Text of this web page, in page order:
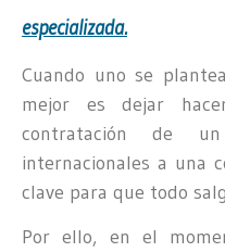
especializada.
Cuando uno se
mejor es dejar
contratación de
internacionales a una
clave para que todo
Por ello, en el